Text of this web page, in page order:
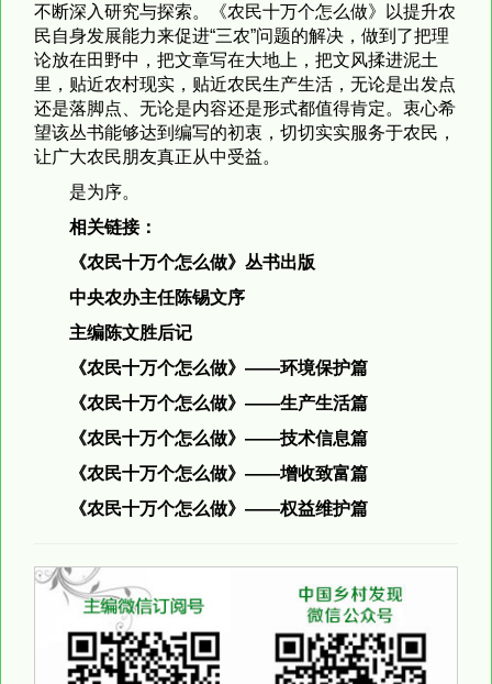
不断深入研究与探索。《农民十万个怎么做》以提升农
民自身发展能力来促进“三农”问题的解决，做到了把理
论放在田野中，把文章写在大地上，把文风揉进泥土
里，贴近农村现实，贴近农民生产生活，无论是出发点
还是落脚点、无论是内容还是形式都值得肯定。衷心希
望该丛书能够达到编写的初衷，切切实实服务于农民，
让广大农民朋友真正从中受益。
是为序。
相关链接：
《农民十万个怎么做》丛书出版
中央农办主任陈锡文序
主编陈文胜后记
《农民十万个怎么做》——环境保护篇
《农民十万个怎么做》——生产生活篇
《农民十万个怎么做》——技术信息篇
《农民十万个怎么做》——增收致富篇
《农民十万个怎么做》——权益维护篇